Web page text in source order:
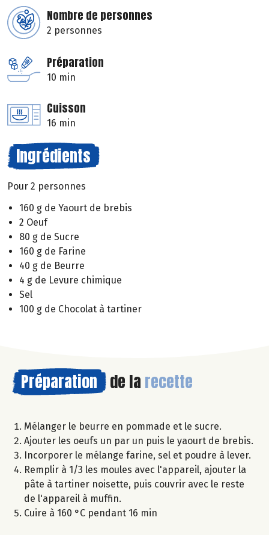
Nombre de personnes
2 personnes
Préparation
10 min
Cuisson
16 min
Ingrédients
Pour 2 personnes
160 g de Yaourt de brebis
2 Oeuf
80 g de Sucre
160 g de Farine
40 g de Beurre
4 g de Levure chimique
Sel
100 g de Chocolat à tartiner
Préparation de la recette
Mélanger le beurre en pommade et le sucre.
Ajouter les oeufs un par un puis le yaourt de brebis.
Incorporer le mélange farine, sel et poudre à lever.
Remplir à 1/3 les moules avec l'appareil, ajouter la
pâte à tartiner noisette, puis couvrir avec le reste
de l'appareil à muffin.
Cuire à 160 °C pendant 16 min